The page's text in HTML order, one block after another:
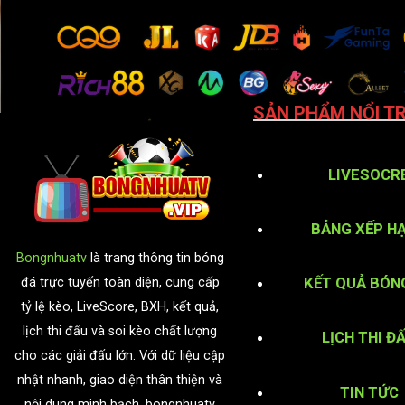
Bongnhuatvlà trang thông tin bóng
đá trực tuyến toàn diện, cung cấp
tỷ lệ kèo, LiveScore, BXH, kết quả,
lịch thi đấu và soi kèo chất lượng
cho các giải đấu lớn. Với dữ liệu cập
nhật nhanh, giao diện thân thiện và
SẢN PHẨM NỔI
BẢNG XẾP
KẾT QUẢ
LỊCH THI
TIN TỨC